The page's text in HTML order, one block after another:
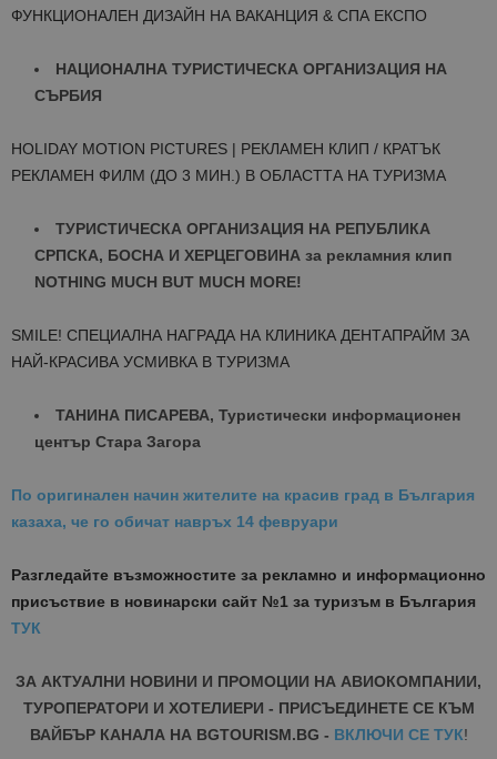
ФУНКЦИОНАЛЕН ДИЗАЙН НА ВАКАНЦИЯ & СПА ЕКСПО
НАЦИОНАЛНА ТУРИСТИЧЕСКА ОРГАНИЗАЦИЯ НА
СЪРБИЯ
HOLIDAY MOTION PICTURES | РЕКЛАМЕН КЛИП / КРАТЪК
РЕКЛАМЕН ФИЛМ (ДО 3 МИН.) В ОБЛАСТТА НА ТУРИЗМА
ТУРИСТИЧЕСКА ОРГАНИЗАЦИЯ НА РЕПУБЛИКА
СРПСКА, БОСНА И ХЕРЦЕГОВИНА за рекламния клип
NOTHING MUCH BUT MUCH MORE!
SMILE! СПЕЦИАЛНА НАГРАДА НА КЛИНИКА ДЕНТАПРАЙМ ЗА
НАЙ-КРАСИВА УСМИВКА В ТУРИЗМА
ТАНИНА ПИСАРЕВА, Туристически информационен
център Стара Загора
По оригинален начин жителите на красив град в България
казаха, че го обичат навръх 14 февруари
Разгледайте възможностите за рекламно и информационно
присъствие в новинарски сайт №1 за туризъм в България
ТУК
ЗА АКТУАЛНИ НОВИНИ И ПРОМОЦИИ НА АВИОКОМПАНИИ,
ТУРОПЕРАТОРИ И ХОТЕЛИЕРИ - ПРИСЪЕДИНЕТЕ СЕ КЪМ
ВАЙБЪР КАНАЛА НА BGTOURISM.BG - ВКЛЮЧИ СЕ ТУК!